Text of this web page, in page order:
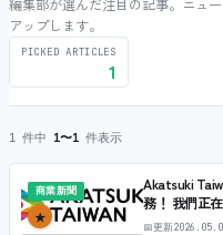
編集部が選んだ注目の記事。ニュ
アップします。
PICKED ARTICLES
1
1 件中 1〜1 件表示
商業新聞
★
Akatsuki
務！ 我們正
📅更新